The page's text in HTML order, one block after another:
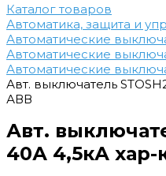
Каталог товаров
Автоматика, защита и
Автоматические
Автоматические
Автоматические
Авт. выключатель
АВВ
Авт.
40А 4,5кА хар-